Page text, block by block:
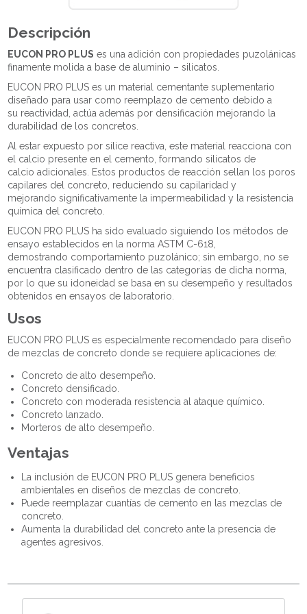
Descripción
EUCON PRO PLUS es una adición con propiedades puzolánicas
finamente molida a base de aluminio – silicatos.
EUCON PRO PLUS es un material cementante suplementario
diseñado para usar como reemplazo de cemento debido a
su reactividad, actúa además por densificación mejorando la
durabilidad de los concretos.
Al estar expuesto por sílice reactiva, este material reacciona con
el calcio presente en el cemento, formando silicatos de
calcio adicionales. Estos productos de reacción sellan los poros
capilares del concreto, reduciendo su capilaridad y
mejorando significativamente la impermeabilidad y la resistencia
química del concreto.
EUCON PRO PLUS ha sido evaluado siguiendo los métodos de
ensayo establecidos en la norma ASTM C-618,
demostrando comportamiento puzolánico; sin embargo, no se
encuentra clasificado dentro de las categorías de dicha norma,
por lo que su idoneidad se basa en su desempeño y resultados
obtenidos en ensayos de laboratorio.
Usos
EUCON PRO PLUS es especialmente recomendado para diseño
de mezclas de concreto donde se requiere aplicaciones de:
Concreto de alto desempeño.
Concreto densificado.
Concreto con moderada resistencia al ataque químico.
Concreto lanzado.
Morteros de alto desempeño.
Ventajas
La inclusión de EUCON PRO PLUS genera beneficios
ambientales en diseños de mezclas de concreto.
Puede reemplazar cuantías de cemento en las mezclas de
concreto.
Aumenta la durabilidad del concreto ante la presencia de
agentes agresivos.